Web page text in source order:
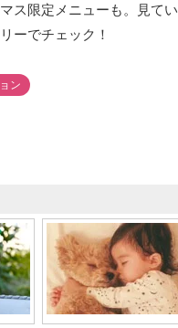
ス限定メニューも。見てい
ーでチェック！
ン